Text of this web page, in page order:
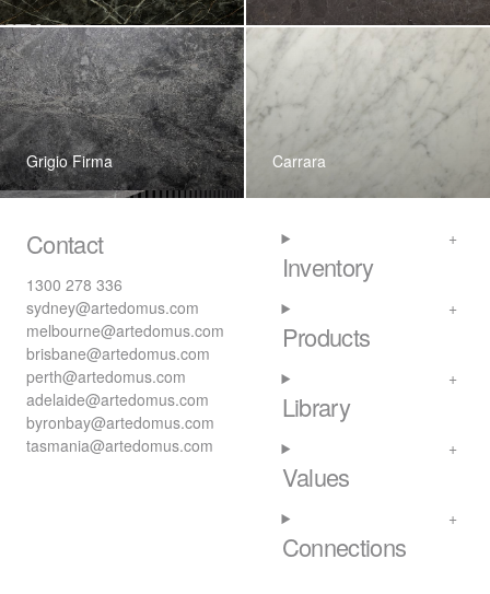
Grigio Firma Carrara
Contact
1300 278 336
sydney@artedomus.com
melbourne@artedomus.com
brisbane@artedomus.com
perth@artedomus.com
adelaide@artedomus.com
byronbay@artedomus.com
tasmania@artedomus.com
Inventory
Products
Library
Values
Connections